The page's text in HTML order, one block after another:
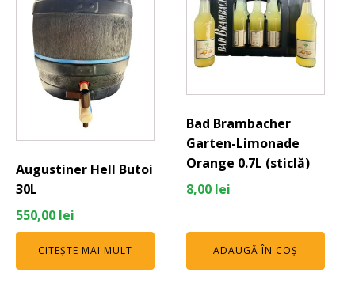
Augustiner Hell Butoi
30L
550,00 lei
CITEȘTE MAI MULT
Bad Brambacher
Garten-Limonade
Orange 0.7L (sticlă)
8,00 lei
ADAUGĂ ÎN COȘ